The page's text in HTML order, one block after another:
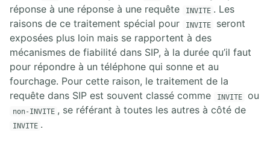
réponse à une réponse à une requête
INVITE . Les
raisons de ce traitement spécial pour
INVITE
seront
exposées plus loin mais se rapportent à des
mécanismes de fiabilité dans SIP, à la durée qu’il faut
pour répondre à un téléphone qui sonne et au
fourchage. Pour cette raison, le traitement de la
requête dans SIP est souvent classé comme
INVITE ou
non-INVITE , se référant à toutes les autres à côté de
INVITE .